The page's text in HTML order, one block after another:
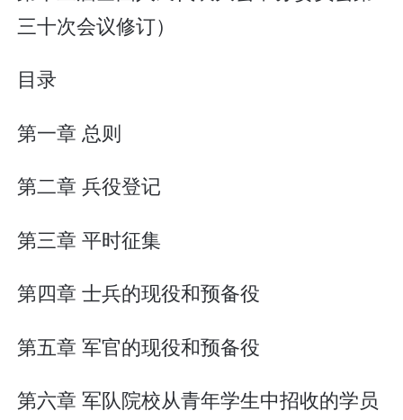
三十次会议修订）
目录
第一章 总则
第二章 兵役登记
第三章 平时征集
第四章 士兵的现役和预备役
第五章 军官的现役和预备役
第六章 军队院校从青年学生中招收的学员